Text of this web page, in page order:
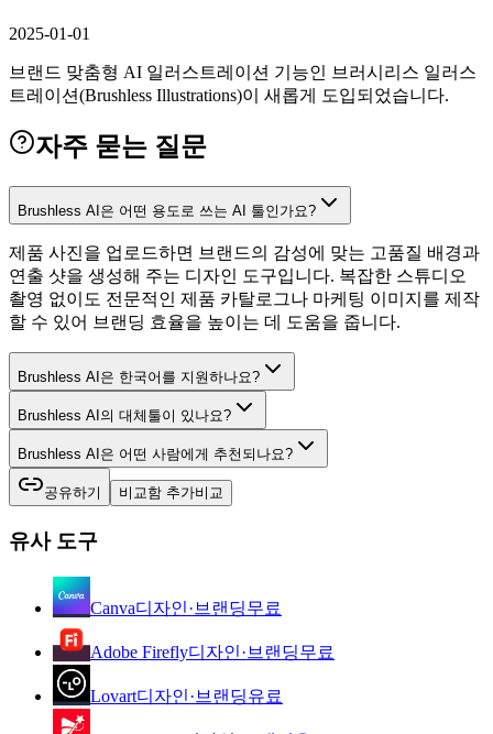
2025-01-01
브랜드 맞춤형 AI 일러스트레이션 기능인 브러시리스 일러스
트레이션(Brushless Illustrations)이 새롭게 도입되었습니다.
자주 묻는 질문
Brushless AI은 어떤 용도로 쓰는 AI 툴인가요?
제품 사진을 업로드하면 브랜드의 감성에 맞는 고품질 배경과
연출 샷을 생성해 주는 디자인 도구입니다. 복잡한 스튜디오
촬영 없이도 전문적인 제품 카탈로그나 마케팅 이미지를 제작
할 수 있어 브랜딩 효율을 높이는 데 도움을 줍니다.
Brushless AI은 한국어를 지원하나요?
Brushless AI의 대체툴이 있나요?
Brushless AI은 어떤 사람에게 추천되나요?
공유하기 비교함 추가비교
유사 도구
Canva디자인·브랜딩무료
Adobe Firefly디자인·브랜딩무료
Lovart디자인·브랜딩유료